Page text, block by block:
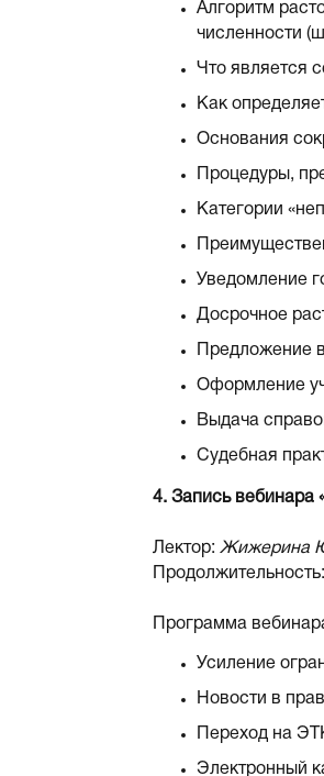
Алгоритм
численности
Что является
Как
Основания
Процедуры,
Категории
Уведомление
Досрочное
Предложение
Оформление
Выдача
Судебная
4. Запись вебинара
Лектор: Жижерина
Продолжительность:
Программа
Усиление
Новости в
Переход на
Электронный